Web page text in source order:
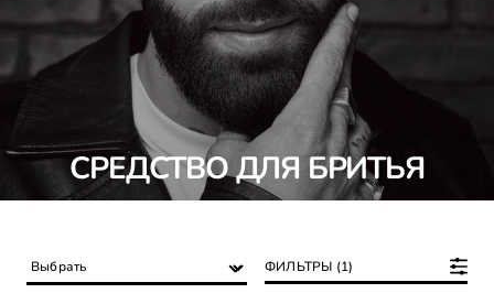
СРЕДСТВО ДЛЯ БРИТЬЯ
ФИЛЬТРЫ (1)